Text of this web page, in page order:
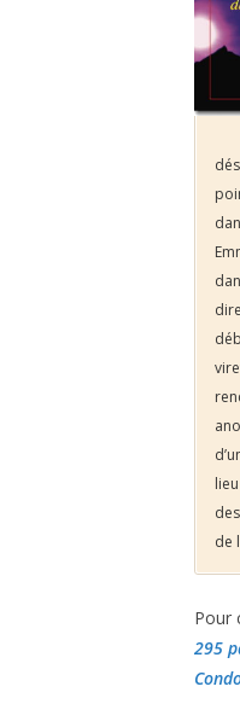
de
Pour
295